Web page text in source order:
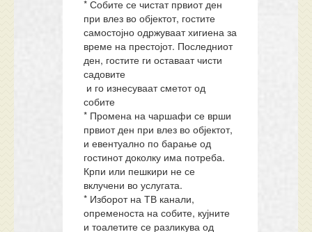
* Собите се чистат првиот ден
при влез во објектот, гостите
самостојно одржуваат хигиена за
време на престојот. Последниот
ден, гостите ги оставаат чисти
садовите
и го изнесуваат сметот од
собите
* Промена на чаршафи се врши
првиот ден при влез во објектот,
и евентуално по барање од
гостинот доколку има потреба.
Крпи или пешкири не се
вклучени во услугата.
* Изборот на ТВ канали,
опременоста на собите, кујните
и тоалетите се разликува од